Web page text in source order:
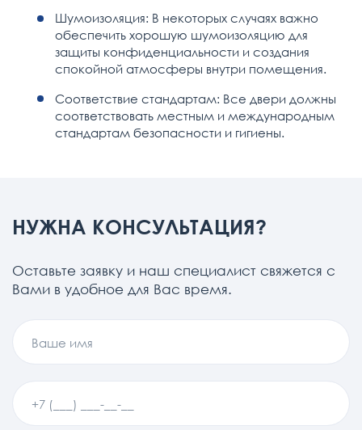
Шумоизоляция: В некоторых случаях важно
обеспечить хорошую шумоизоляцию для
защиты конфиденциальности и создания
спокойной атмосферы внутри помещения.
Соответствие стандартам: Все двери должны
соответствовать местным и международным
стандартам безопасности и гигиены.
НУЖНА КОНСУЛЬТАЦИЯ?
Оставьте заявку и наш специалист свяжется с
Вами в удобное для Вас время.